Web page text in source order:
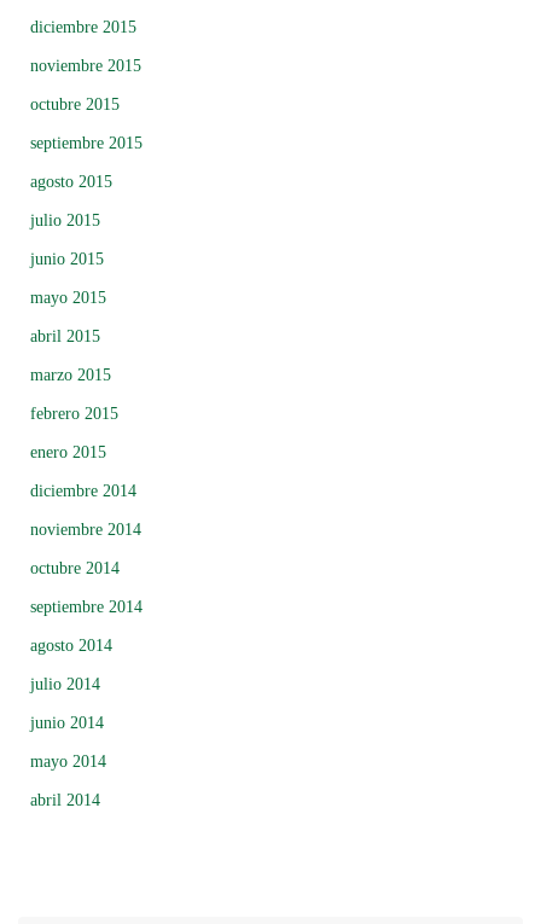
diciembre 2015
noviembre 2015
octubre 2015
septiembre 2015
agosto 2015
julio 2015
junio 2015
mayo 2015
abril 2015
marzo 2015
febrero 2015
enero 2015
diciembre 2014
noviembre 2014
octubre 2014
septiembre 2014
agosto 2014
julio 2014
junio 2014
mayo 2014
abril 2014